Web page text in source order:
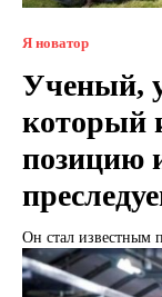
Я новатор
Ученый,
который
позицию
Он стал известным